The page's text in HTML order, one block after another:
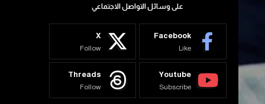
على وسائل التواصل الاجتماعي
Facebook
Like
X
Follow
Youtube
Subscribe
Threads
Follow